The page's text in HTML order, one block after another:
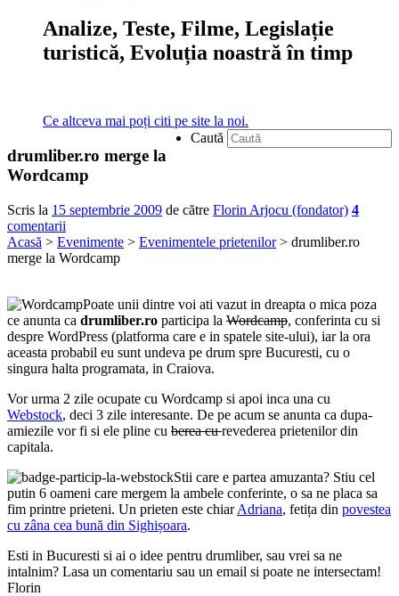
Analize, Teste, Filme, Legislație
turistică, Evoluția noastră în timp
Ce altceva mai poți citi pe site la noi.
Caută
drumliber.ro merge la
Wordcamp
Scris la 15 septembrie 2009 de către Florin Arjocu (fondator) 4
comentarii
Acasă > Evenimente > Evenimentele prietenilor> drumliber.ro
merge la Wordcamp
Poate unii dintre voi ati vazut in dreapta o mica poza
ce anunta ca drumliber.ro participa la Wordcamp, conferinta cu si
despre WordPress (platforma care e in spatele site-ului), iar la ora
aceasta probabil eu sunt undeva pe drum spre Bucuresti, cu o
singura halta programata, in Craiova.
Vor urma 2 zile ocupate cu Wordcamp si apoi inca una cu
Webstock, deci 3 zile interesante. De pe acum se anunta ca dupa-
amiezile vor fi si ele pline cu berea curevederea prietenilor din
capitala.
Stii care e partea amuzanta? Stiu cel
putin 6 oameni care mergem la ambele conferinte, o sa ne placa sa
fim printre prieteni. Un prieten este chiarAdriana, fetița din povestea
cu zâna cea bună din Sighișoara.
Esti in Bucuresti si ai o idee pentru drumliber, sau vrei sa ne
intalnim? Lasa un comentariu sau un email si poate ne intersectam!
Florin